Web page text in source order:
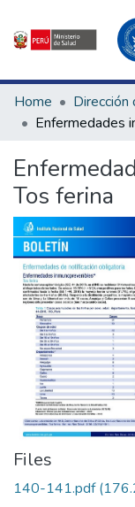
Communities &
All of DSpace
Estadísticas
Enlaces de interés ▾
Home
Tos ferina
Files
140-141.pdf